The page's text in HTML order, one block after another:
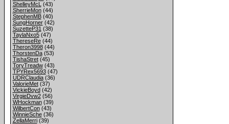
ShelleyMcL (43)
SherrieMon(44)
StephenMB(40)
SungHorner(42)
SuzetteP31 (38)
TaylaNxo5(47)
ThereseRe(44)
Theron3998(44)
ThorstenDa(53)
TishaStret(45)
ToryTreadw(43)
TPYRex5693(47)
UDRClaudia(36)
ValorieMet(37)
VickieBoyd(42)
VirgieDvw2(56)
WHockman(39)
WilbertCon(43)
WinnieSche(36)
ZellaMerri(39)